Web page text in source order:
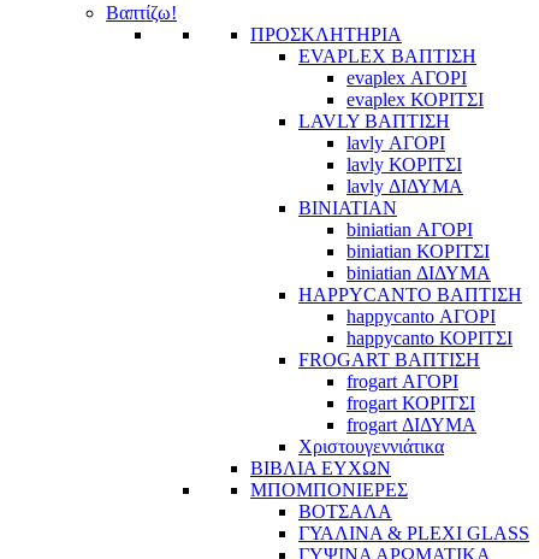
Βαπτίζω!
ΠΡΟΣΚΛΗΤΗΡΙΑ
EVAPLEX ΒΑΠΤΙΣΗ
evaplex ΑΓΟΡΙ
evaplex ΚΟΡΙΤΣΙ
LAVLY ΒΑΠΤΙΣΗ
lavly ΑΓΟΡΙ
lavly ΚΟΡΙΤΣΙ
lavly ΔΙΔΥΜΑ
BINIATIAN
biniatian ΑΓΟΡΙ
biniatian ΚΟΡΙΤΣΙ
biniatian ΔΙΔΥΜΑ
HAPPYCANTO ΒΑΠΤΙΣΗ
happycanto ΑΓΟΡΙ
happycanto ΚΟΡΙΤΣΙ
FROGART ΒΑΠΤΙΣΗ
frogart ΑΓΟΡΙ
frogart ΚΟΡΙΤΣΙ
frogart ΔΙΔΥΜΑ
Χριστουγεννιάτικα
ΒΙΒΛΙΑ ΕΥΧΩΝ
ΜΠΟΜΠΟΝΙΕΡΕΣ
ΒΟΤΣΑΛΑ
ΓΥΑΛΙΝΑ & PLEXI GLASS
ΓΥΨΙΝΑ ΑΡΩΜΑΤΙΚΑ